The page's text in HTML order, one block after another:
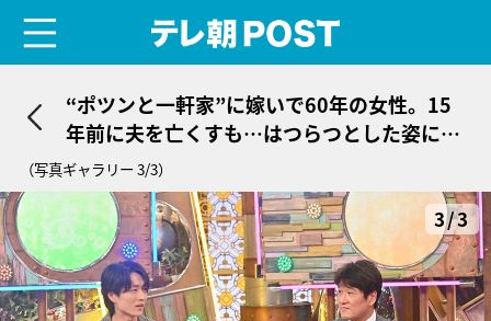
“ポツンと一軒家”に嫁いで60年の女性。15
年前に夫を亡くすも…はつらつとした姿にゲ
ストも感銘
（写真ギャラリー 3/3）
3/3